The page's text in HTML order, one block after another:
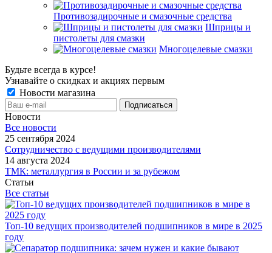
Противозадирочные и смазочные средства
Шприцы и
пистолеты для смазки
Многоцелевые смазки
Будьте всегда в курсе!
Узнавайте о скидках и акциях первым
Новости магазина
Новости
Все новости
25 сентября 2024
Сотрудничество с ведущими производителями
14 августа 2024
ТМК: металлургия в России и за рубежом
Статьи
Все статьи
Топ-10 ведущих производителей подшипников в мире в 2025
году